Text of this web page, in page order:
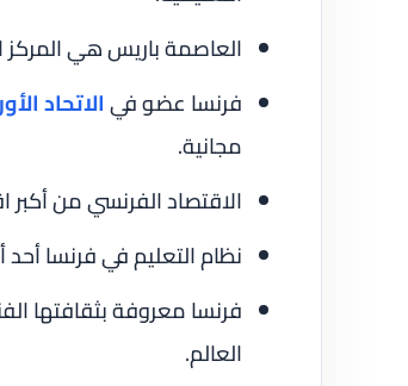
العاصمة باريس هي المركز
فرنسا عضو فيالاتحاد
مجانية.
الاقتصاد الفرنسي من أكبر
نظام التعليم في فرنسا
فرنسا معروفة بثقافتها
العالم.